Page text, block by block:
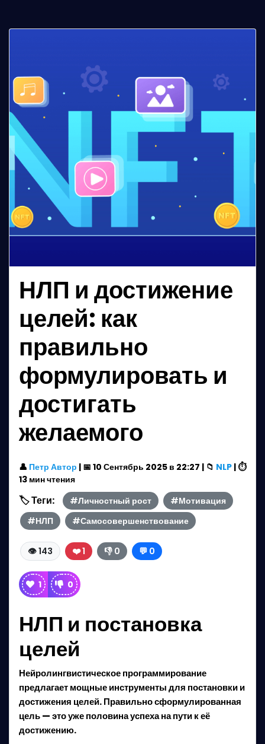
НЛП и достижение
целей: как
правильно
формулировать и
достигать
желаемого
👤 Петр Автор | 📅 10 Сентябрь 2025 в 22:27 | 📁 NLP | ⏱️
13 мин чтения
🏷️ Теги: #Личностный рост
#Мотивация
#НЛП
#Самосовершенствование
👁️ 143 ❤️ 1 👎 0 💬 0
1 0
НЛП и постановка
целей
Нейролингвистическое программирование
предлагает мощные инструменты для постановки и
достижения целей. Правильно сформулированная
цель — это уже половина успеха на пути к её
достижению.